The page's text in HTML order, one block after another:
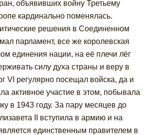
объявивших войну Третьему
кардинально поменялась.
решения в Соединенном
парламент, все же королевская
единения нации, на её плечи лёг
силу духа страны и веру в
VI регулярно посещал войска, да и
активное участие в этом, побывала
в 1943 году. За пару месяцев до
II вступила в армию и на
единственным правителем в